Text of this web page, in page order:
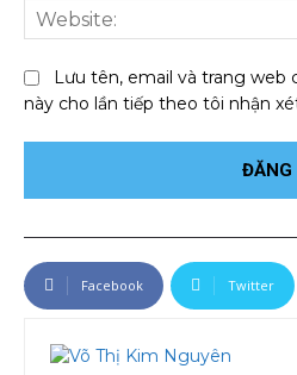
Lưu tên, email và trang
này cho lần tiếp theo tôi nhận
Facebook Twitter